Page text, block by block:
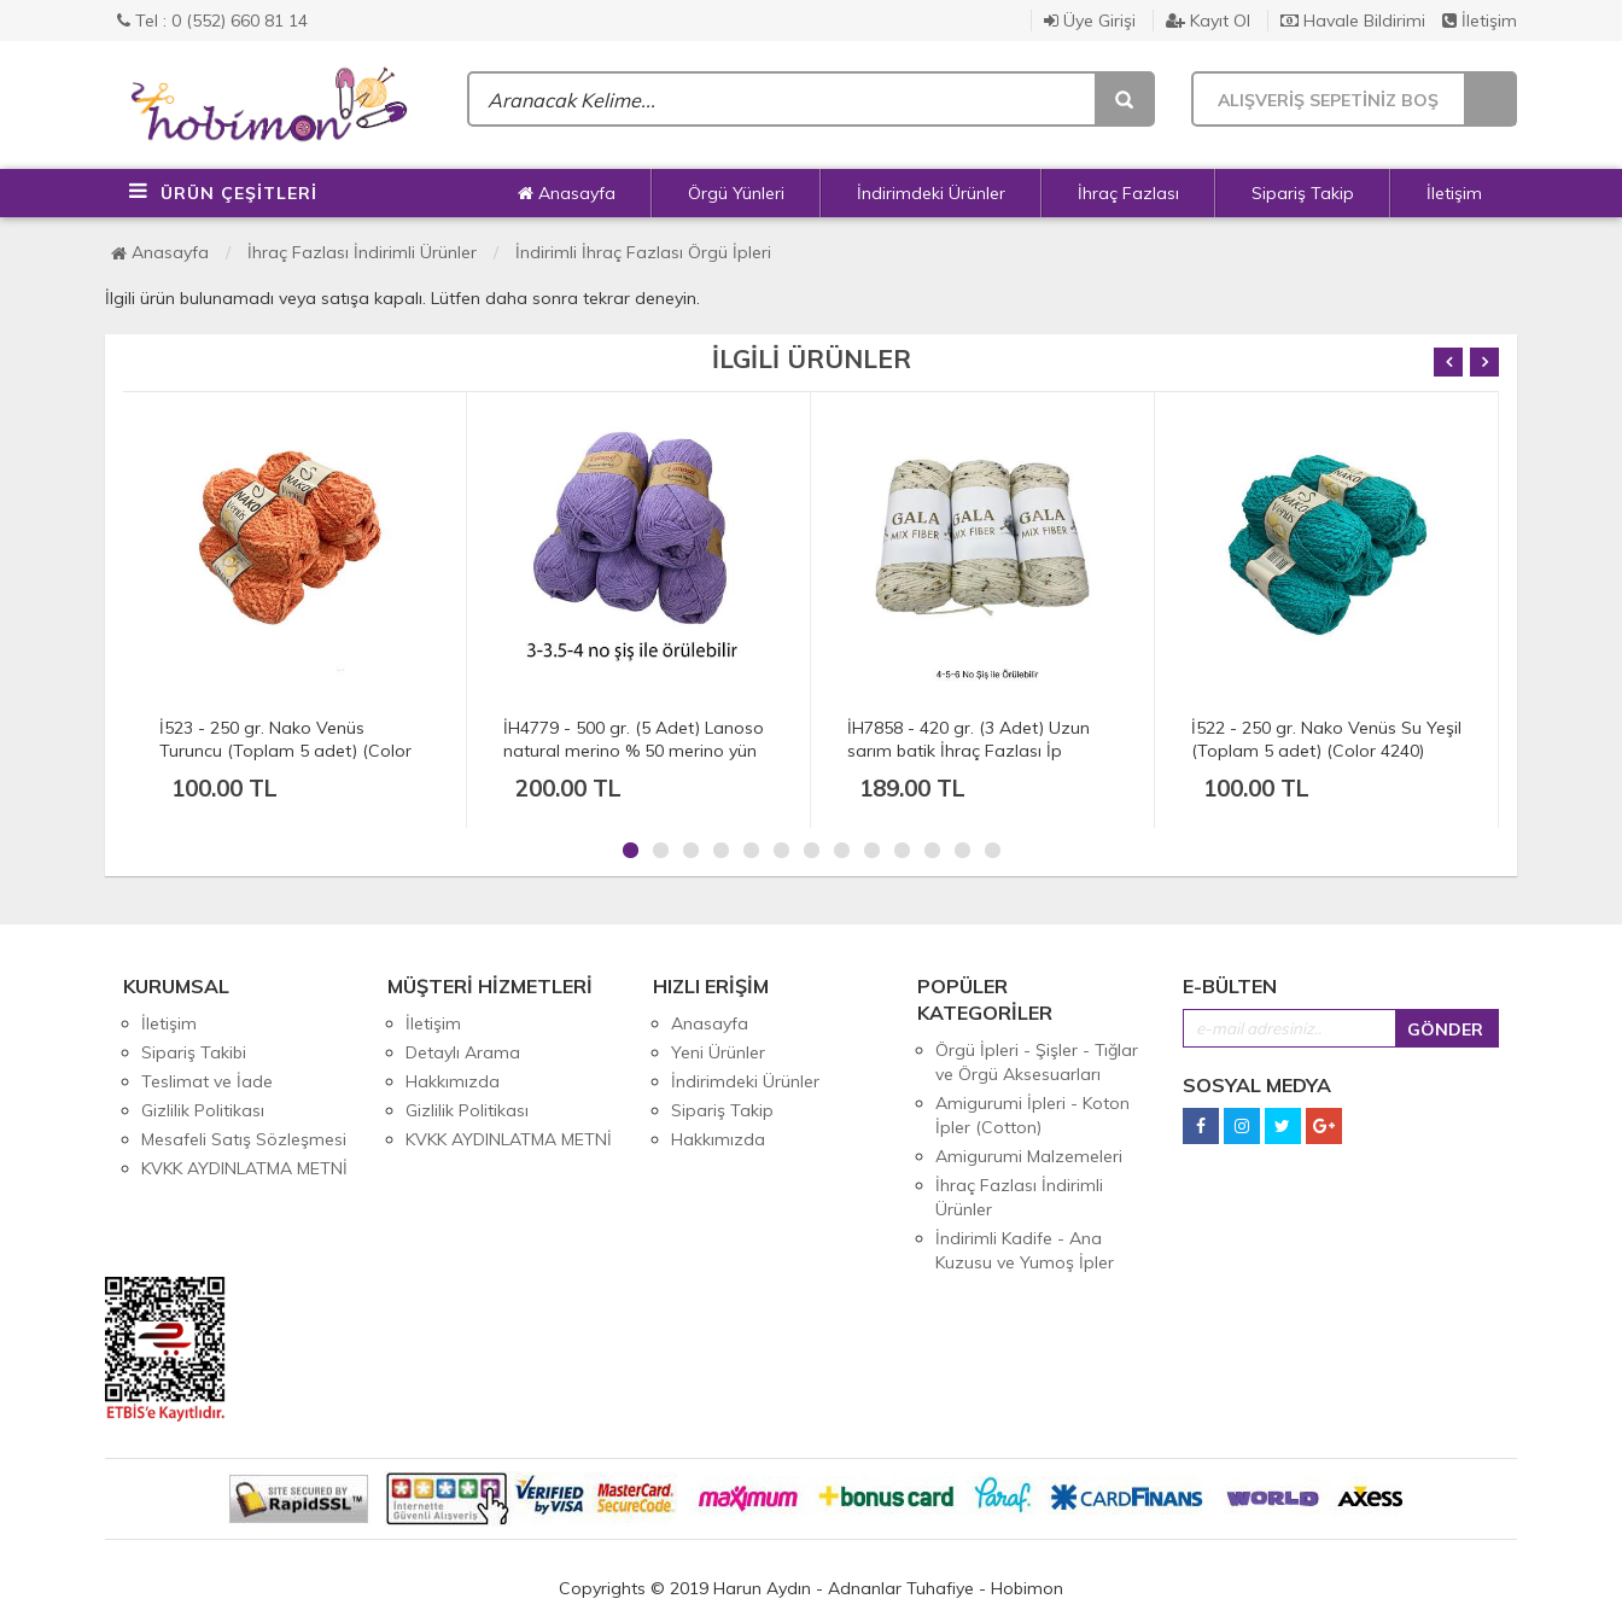
Tel : 0 (552) 660 81 14 Üye Girişi Kayıt Ol Havale Bildirimi İletişim
ALIŞVERİŞ SEPETİNİZ BOŞ
ÜRÜN ÇEŞİTLERİ Anasayfa Örgü Yünleri İndirimdeki Ürünler İhraç Fazlası Sipariş Takip İletişim
Anasayfa İhraç Fazlası İndirimli Ürünler İndirimli İhraç Fazlası Örgü İpleri
İlgili ürün bulunamadı veya satışa kapalı. Lütfen daha sonra tekrar deneyin.
İLGİLİ ÜRÜNLER
İ523 - 250 gr. Nako Venüs
Turuncu (Toplam 5 adet) (Color
100.00 TL
İH4779 - 500 gr. (5 Adet) Lanoso
natural merino % 50 merino yün
200.00 TL
İH7858 - 420 gr. (3 Adet) Uzun
sarım batik İhraç Fazlası İp
189.00 TL
İ522 - 250 gr. Nako Venüs Su Yeşil
(Toplam 5 adet) (Color 4240)
100.00 TL
KURUMSAL
İletişim
Sipariş Takibi
Teslimat ve İade
Gizlilik Politikası
Mesafeli Satış Sözleşmesi
KVKK AYDINLATMA METNİ
MÜŞTERİ HİZMETLERİ
İletişim
Detaylı Arama
Hakkımızda
Gizlilik Politikası
KVKK AYDINLATMA METNİ
HIZLI ERİŞİM
Anasayfa
Yeni Ürünler
İndirimdeki Ürünler
Sipariş Takip
Hakkımızda
POPÜLER
KATEGORİLER
Örgü İpleri - Şişler - Tığlar
ve Örgü Aksesuarları
Amigurumi İpleri - Koton
İpler (Cotton)
Amigurumi Malzemeleri
İhraç Fazlası İndirimli
Ürünler
İndirimli Kadife - Ana
Kuzusu ve Yumoş İpler
E-BÜLTEN
SOSYAL MEDYA
Copyrights © 2019 Harun Aydın - Adnanlar Tuhafiye - Hobimon